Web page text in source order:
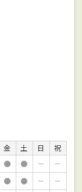
金 土 日
祝
● ● －
－
● ● －
－